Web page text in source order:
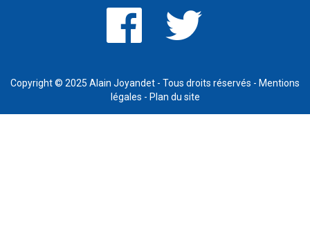
Copyright © 2025 Alain Joyandet - Tous droits réservés - Mentions
légales - Plan du site